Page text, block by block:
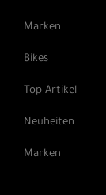
Marken
Bikes
Top Artikel
Neuheiten
Marken